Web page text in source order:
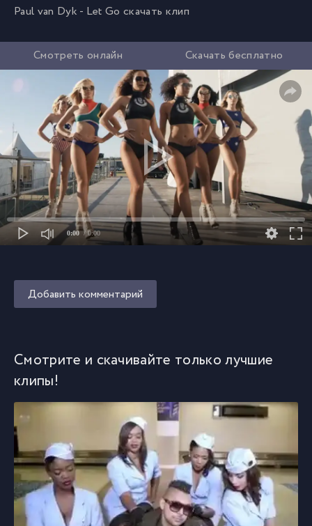
Paul van Dyk - Let Go скачать клип
Смотреть онлайн Скачать бесплатно
0:00 / 0:00
Добавить комментарий
Смотрите и скачивайте только лучшие
клипы!